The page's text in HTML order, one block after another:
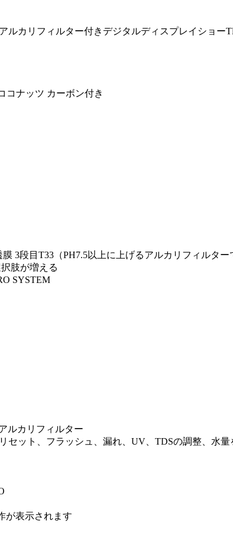
ルカリフィルター付きデジタルディスプレイショー
コナッツ カーボン付き
3段目T33（PH7.5以上に上げるアルカリフィルター
肢が増える
SYSTEM
ルカリフィルター
ット、フラッシュ、漏れ、UV、TDSの調整、水量
が表示されます